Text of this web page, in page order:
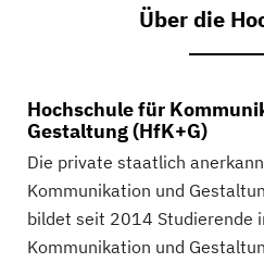
Über die
Hochschule für
Gestaltung (HfK+G)
Die private staatlich
Kommunikation und
bildet seit 2014 Studierende
Kommunikation und